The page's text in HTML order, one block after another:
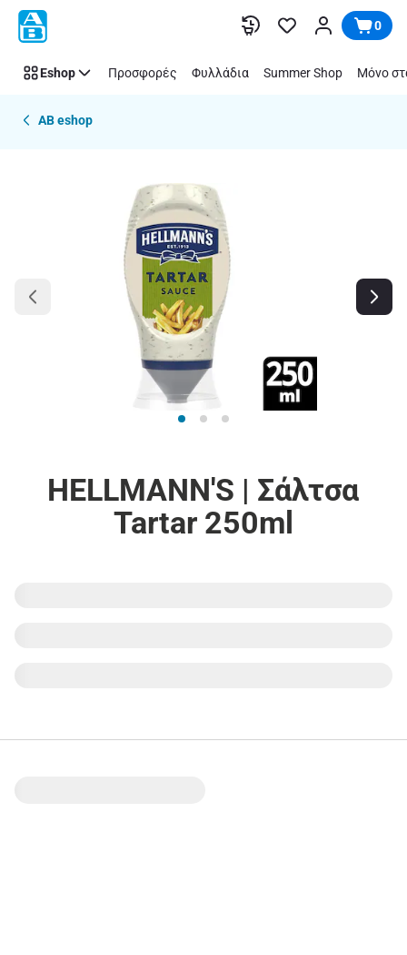
Παράλειψη 0
Eshop Προσφορές Φυλλάδια Summer Shop Μόνο
AB eshop
HELLMANN'S | Σάλτσα
Tartar 250ml